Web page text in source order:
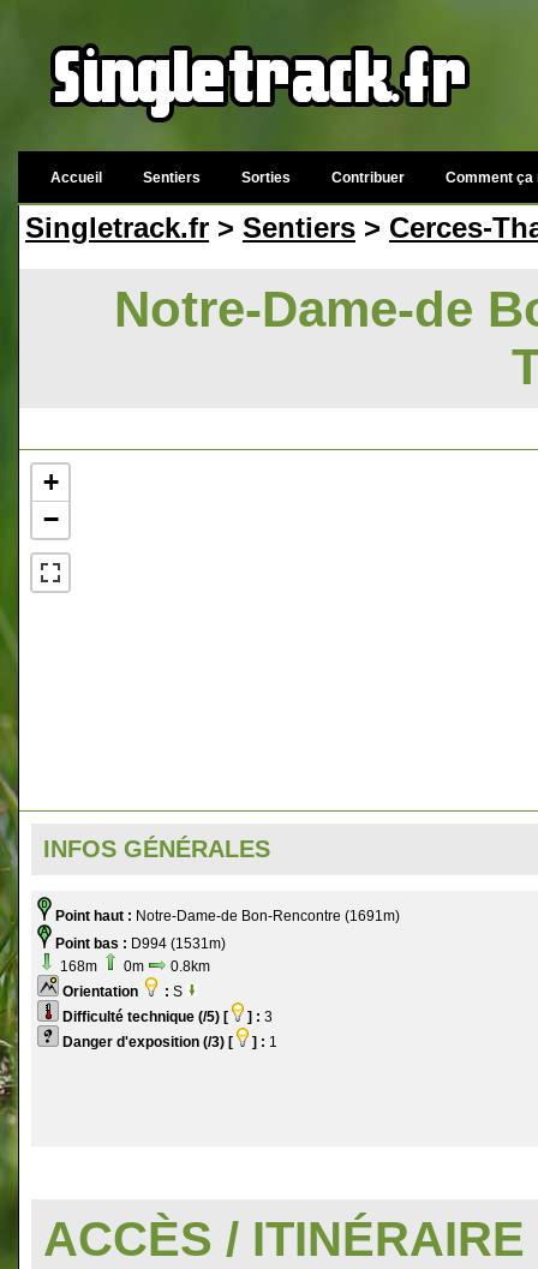
Accueil Sentiers Sorties Contribuer Comment ça
Singletrack.fr > Sentiers > Cerces-
Notre-Dame-de
+
−
INFOS GÉNÉRALES
Point haut : Notre-Dame-de Bon-Rencontre (1691m)
Point bas : D994 (1531m)
168m
0m
0.8km
Orientation
: S
Difficulté technique (/5) [
] : 3
Danger d'exposition (/3) [
] : 1
ACCÈS / ITINÉRAIRE